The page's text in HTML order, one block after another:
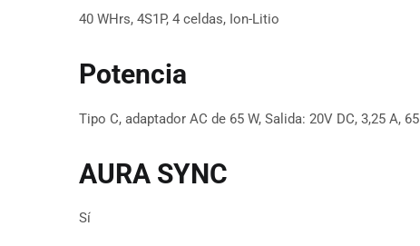
40 WHrs, 4S1P, 4 celdas, Ion-Litio
Potencia
Tipo C, adaptador AC de 65 W, Salida: 20V DC, 3,25 A,
AURA SYNC
Sí